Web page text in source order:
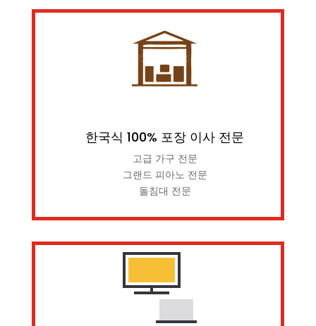
한국식 100% 포장 이사 전문
고급 가구 전문
그랜드 피아노 전문
돌침대 전문